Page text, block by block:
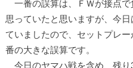
一番の誤算は、ＦＷが接点で
思っていたと思いますが、今
ていましたので、セットプレ
番の大きな誤算です。
今日のヤマハ戦を含め、残り